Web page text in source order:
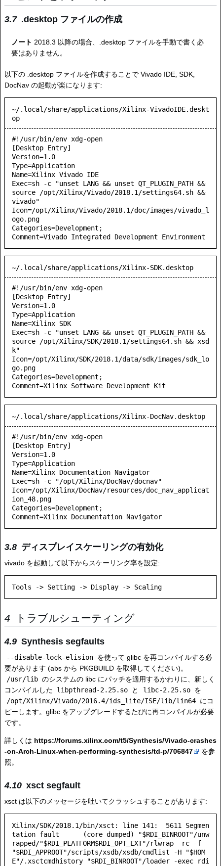
.desktop ファイルの作成
ノート 2018.3 以降の場合、.desktop ファイルを手動で書く必
要はありません。
以下の .desktop ファイルを作成することで Vivado IDE, SDK,
DocNav の起動が楽になります:
~/.local/share/applications/Xilinx-VivadoIDE.deskt
op
#!/usr/bin/env xdg-open
[Desktop Entry]
Version=1.0
Type=Application
Name=Xilinx Vivado IDE
Exec=sh -c "unset LANG && unset QT_PLUGIN_PATH &&
source /opt/Xilinx/Vivado/2018.1/settings64.sh &&
vivado"
Icon=/opt/Xilinx/Vivado/2018.1/doc/images/vivado_l
ogo.png
Categories=Development;
Comment=Vivado Integrated Development Environment
~/.local/share/applications/Xilinx-SDK.desktop
#!/usr/bin/env xdg-open
[Desktop Entry]
Version=1.0
Type=Application
Name=Xilinx SDK
Exec=sh -c "unset LANG && unset QT_PLUGIN_PATH &&
source /opt/Xilinx/SDK/2018.1/settings64.sh && xsd
k"
Icon=/opt/Xilinx/SDK/2018.1/data/sdk/images/sdk_lo
go.png
Categories=Development;
Comment=Xilinx Software Development Kit
~/.local/share/applications/Xilinx-DocNav.desktop
#!/usr/bin/env xdg-open
[Desktop Entry]
Version=1.0
Type=Application
Name=Xilinx Documentation Navigator
Exec=sh -c "/opt/Xilinx/DocNav/docnav"
Icon=/opt/Xilinx/DocNav/resources/doc_nav_applicat
ion_48.png
Categories=Development;
Comment=Xilinx Documentation Navigator
ディスプレイスケーリングの有効化
vivado を起動して以下からスケーリング率を設定:
トラブルシューティング
Synthesis segfaults
--disable-lock-elision を使って glibc を再コンパイルする必
要があります (abs から PKGBUILD を取得してください)。
/usr/lib のシステムの libc にパッチを適用するかわりに、新しく
コンパイルした
libpthread-2.25.so と libc-2.25.so を
/opt/Xilinx/Vivado/2016.4/ids_lite/ISE/lib/lin64 にコ
ピーします。glibc をアップグレードするたびに再コンパイルが必要
です。
詳しくは https://forums.xilinx.com/t5/Synthesis/Vivado-crashes
-on-Arch-Linux-when-performing-synthesis/td-p/706847
を参
照。
xsct segfault
xsct は以下のメッセージを吐いてクラッシュすることがあります:
Xilinx/SDK/2018.1/bin/xsct: line 141:  5611 Segmen
tation fault      (core dumped) "$RDI_BINROOT"/unw
rapped/"$RDI_PLATFORM$RDI_OPT_EXT"/rlwrap -rc -f
"$RDI_APPROOT"/scripts/xsdb/xsdb/cmdlist -H "$HOM
E"/.xsctcmdhistory "$RDI_BINROOT"/loader -exec rdi